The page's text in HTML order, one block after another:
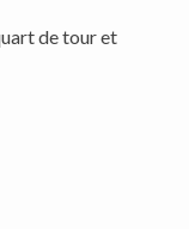
de tour et